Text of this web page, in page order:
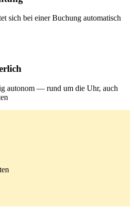
sich bei einer Buchung automatisch
autonom — rund um die Uhr, auch